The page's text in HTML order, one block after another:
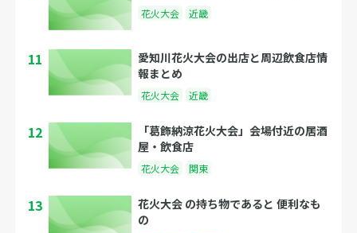
花火大会 近畿
11
愛知川花火大会の出店と周辺飲食店情
報まとめ
花火大会 近畿
12
「葛飾納涼花火大会」会場付近の居酒
屋・飲食店
花火大会 関東
13
花火大会 の持ち物であると 便利なも
の